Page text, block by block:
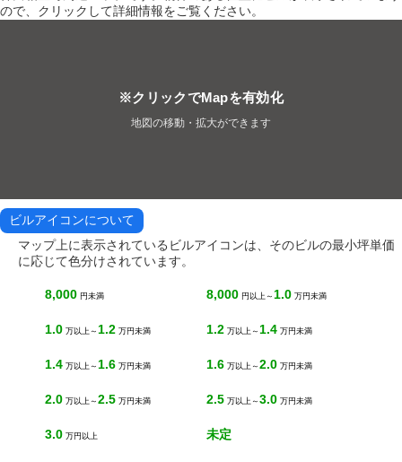
ので、クリックして詳細情報をご覧ください。
※クリックでMapを有効化
地図の移動・拡大ができます
ビルアイコンについて
マップ上に表示されているビルアイコンは、そのビルの最小坪単価
に応じて色分けされています。
8,000 円未満 8,000 円以上～ 1.0 万円未満
1.0 万以上～ 1.2 万円未満 1.2 万以上～ 1.4 万円未満
1.4 万以上～ 1.6 万円未満 1.6 万以上～ 2.0 万円未満
2.0 万以上～ 2.5 万円未満 2.5 万以上～ 3.0 万円未満
3.0 万円以上 未定